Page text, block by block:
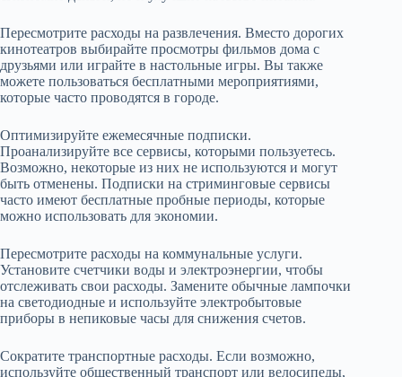
Пересмотрите расходы на развлечения. Вместо дорогих
кинотеатров выбирайте просмотры фильмов дома с
друзьями или играйте в настольные игры. Вы также
можете пользоваться бесплатными мероприятиями,
которые часто проводятся в городе.
Оптимизируйте ежемесячные подписки.
Проанализируйте все сервисы, которыми пользуетесь.
Возможно, некоторые из них не используются и могут
быть отменены. Подписки на стриминговые сервисы
часто имеют бесплатные пробные периоды, которые
можно использовать для экономии.
Пересмотрите расходы на коммунальные услуги.
Установите счетчики воды и электроэнергии, чтобы
отслеживать свои расходы. Замените обычные лампочки
на светодиодные и используйте электробытовые
приборы в непиковые часы для снижения счетов.
Сократите транспортные расходы. Если возможно,
используйте общественный транспорт или велосипеды,